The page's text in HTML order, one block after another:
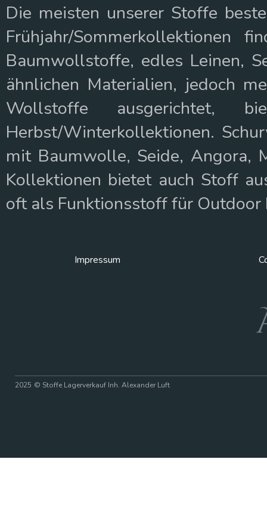
Die meisten unserer Stoffe
Frühjahr/Sommerkollektionen
Baumwollstoffe, edles Leinen,
ähnlichen Materialien, jedoch
Wollstoffe ausgerichtet,
Herbst/Winterkollektionen.
mit Baumwolle, Seide, Angora,
Kollektionen bietet auch Stoff
oft als Funktionsstoff für Outdoor
Impressum
2025 © Stoffe Lagerverkauf Inh. Alexander Luft